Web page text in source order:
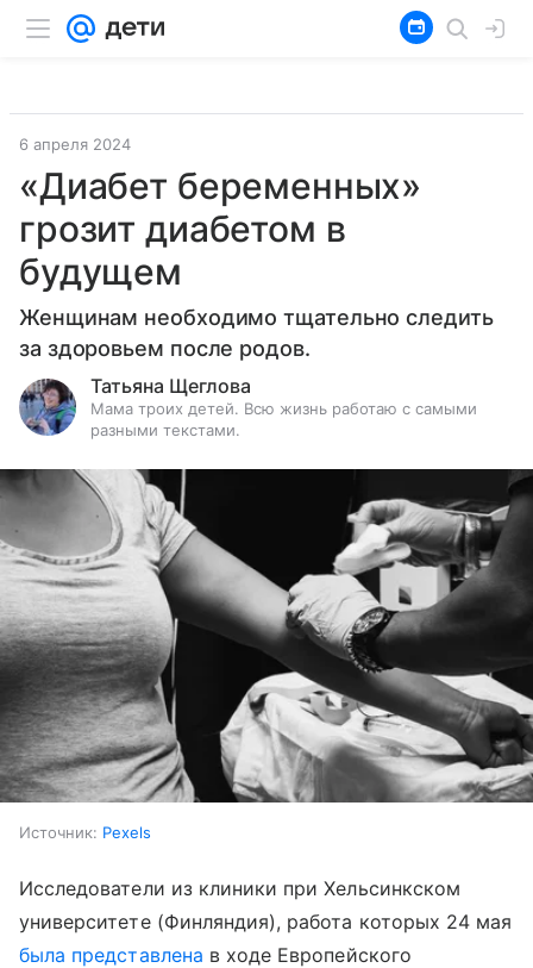
6 апреля 2024
«Диабет беременных»
грозит диабетом в
будущем
Женщинам необходимо тщательно следить
за здоровьем после родов.
Татьяна Щеглова
Мама троих детей. Всю жизнь работаю с самыми
разными текстами.
Источник: Pexels
Исследователи из клиники при Хельсинкском
университете (Финляндия), работа которых 24 мая
была представлена в ходе Европейского